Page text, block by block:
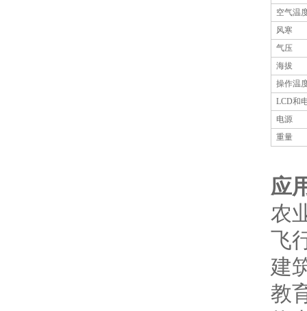
空气温
风寒
气压
海拔
操作温
LCD和
电源
重量
应
农
飞
建
教